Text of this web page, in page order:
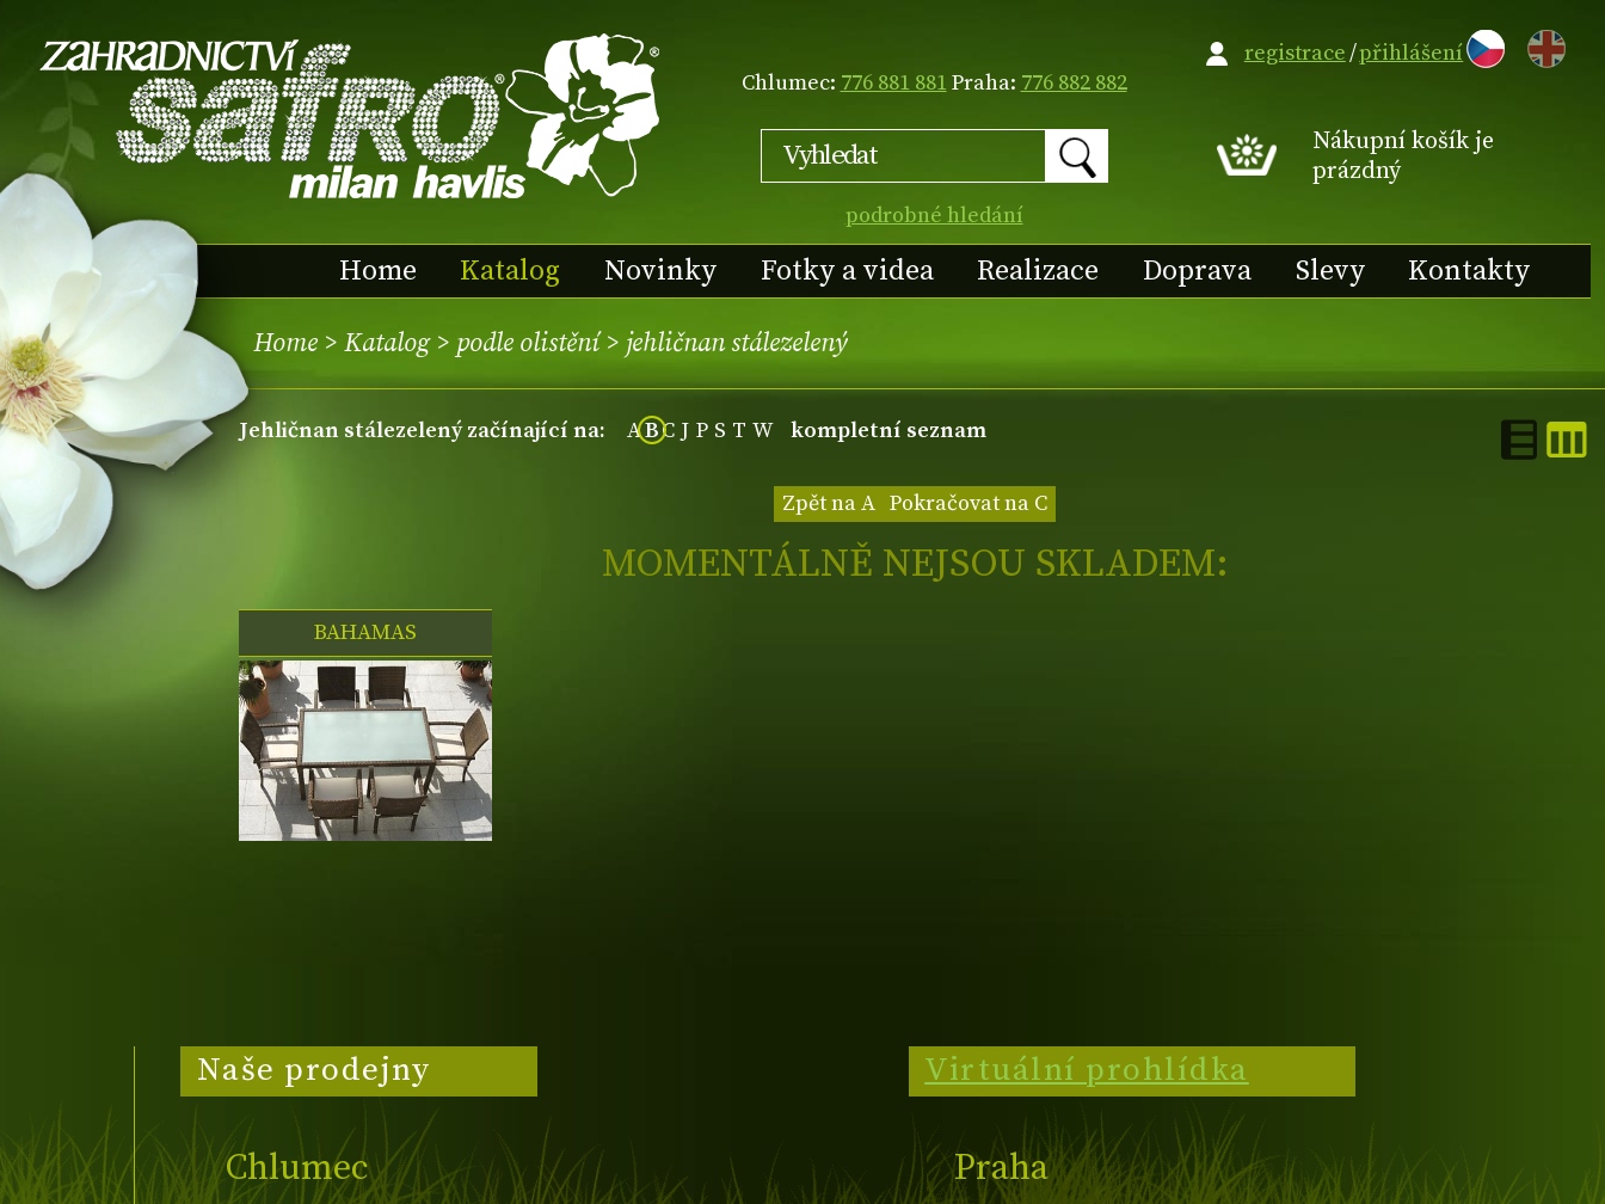
Chlumec: 776 881 881Praha: 776 882 882
podrobné hledání
EN
Nákupní košík je
prázdný
Home Katalog Novinky Fotky a videa Realizace Doprava Slevy Kontakty
registrace/přihlášení
Home > Katalog> podle olistění> jehličnan stálezelený
jehličnan stálezelený začínající na: ABC J P S T W kompletní seznam
Zpět na A Pokračovat na C
MOMENTÁLNĚ NEJSOU SKLADEM:
BAHAMAS
Naše prodejny
Chlumec
Virtuální prohlídka
Praha